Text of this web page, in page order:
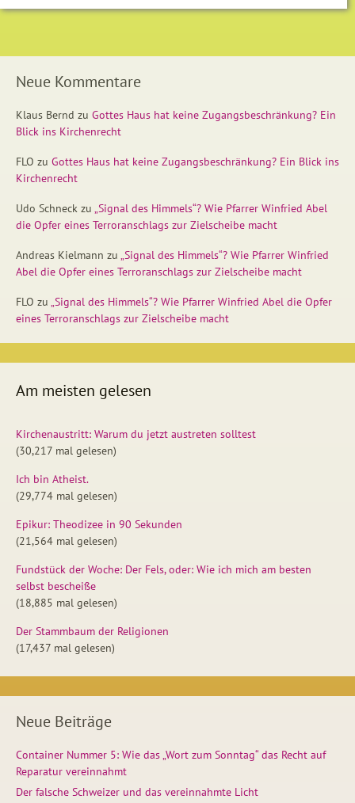
Neue Kommentare
Klaus Bernd zu Gottes Haus hat keine Zugangsbeschränkung? Ein
Blick ins Kirchenrecht
FLO zu Gottes Haus hat keine Zugangsbeschränkung? Ein Blick ins
Kirchenrecht
Udo Schneck zu „Signal des Himmels“? Wie Pfarrer Winfried Abel
die Opfer eines Terroranschlags zur Zielscheibe macht
Andreas Kielmann zu „Signal des Himmels“? Wie Pfarrer Winfried
Abel die Opfer eines Terroranschlags zur Zielscheibe macht
FLO zu „Signal des Himmels“? Wie Pfarrer Winfried Abel die Opfer
eines Terroranschlags zur Zielscheibe macht
Am meisten gelesen
Kirchenaustritt: Warum du jetzt austreten solltest
(30,217 mal gelesen)
Ich bin Atheist.
(29,774 mal gelesen)
Epikur: Theodizee in 90 Sekunden
(21,564 mal gelesen)
Fundstück der Woche: Der Fels, oder: Wie ich mich am besten
selbst bescheiße
(18,885 mal gelesen)
Der Stammbaum der Religionen
(17,437 mal gelesen)
Neue Beiträge
Container Nummer 5: Wie das „Wort zum Sonntag“ das Recht auf
Reparatur vereinnahmt
Der falsche Schweizer und das vereinnahmte Licht